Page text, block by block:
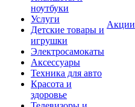
ноутбуки
Услуги
Детские товары и
игрушки
Электросамокаты
Аксессуары
Техника для авто
Красота и
здоровье
Акции